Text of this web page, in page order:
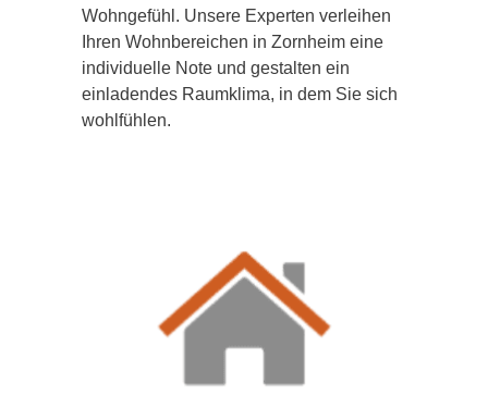
Wohngefühl. Unsere Experten verleihen
Ihren Wohnbereichen in Zornheim eine
individuelle Note und gestalten ein
einladendes Raumklima, in dem Sie sich
wohlfühlen.